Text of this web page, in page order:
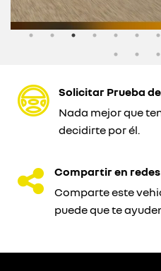
Solicitar Prueba
Nada mejor que
decidirte por él.
Compartir en
Comparte este
puede que te